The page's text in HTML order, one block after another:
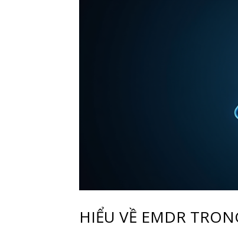
HIỂU VỀ EMDR